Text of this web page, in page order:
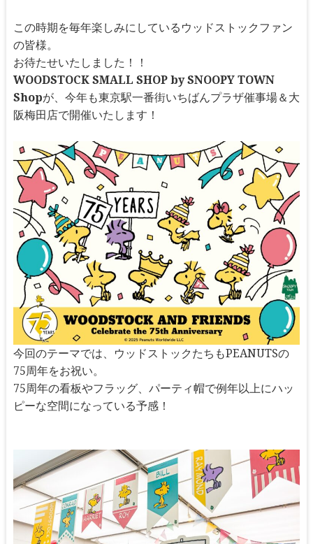
この時期を毎年楽しみにしているウッドストックファン
の皆様。
お待たせいたしました！！
WOODSTOCK SMALL SHOP by SNOOPY TOWN
Shopが、今年も東京駅一番街いちばんプラザ催事場＆大
阪梅田店で開催いたします！
今回のテーマでは、ウッドストックたちもPEANUTSの
75周年をお祝い。
75周年の看板やフラッグ、パーティ帽で例年以上にハッ
ピーな空間になっている予感！